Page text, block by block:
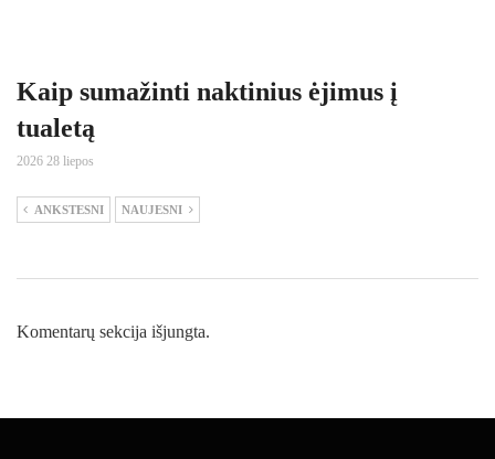
Kaip sumažinti naktinius ėjimus į
tualetą
2026 28 liepos
ANKSTESNI NAUJESNI
Komentarų sekcija išjungta.